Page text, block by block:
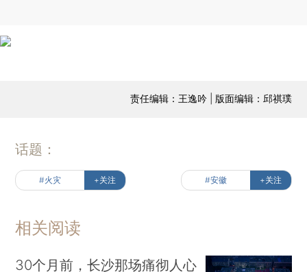
责任编辑：王逸吟 | 版面编辑：邱祺璞
话题：
#火灾 +关注 #安徽 +关注
相关阅读
30个月前，长沙那场痛彻人心